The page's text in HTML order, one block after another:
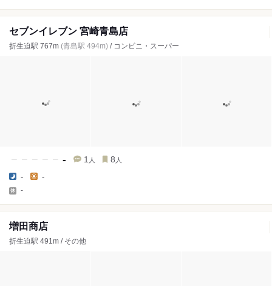
セブンイレブン 宮崎青島店
折生迫駅 767m (青島駅 494m) / コンビニ・スーパー
- 1 人 8 人
- -
-
増田商店
折生迫駅 491m / その他